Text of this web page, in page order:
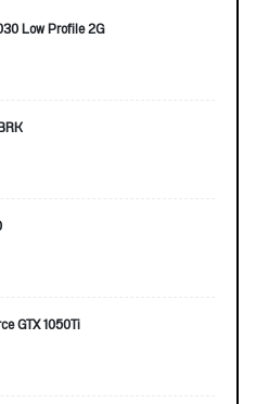
Low Profile 2G
GTX 1050Ti